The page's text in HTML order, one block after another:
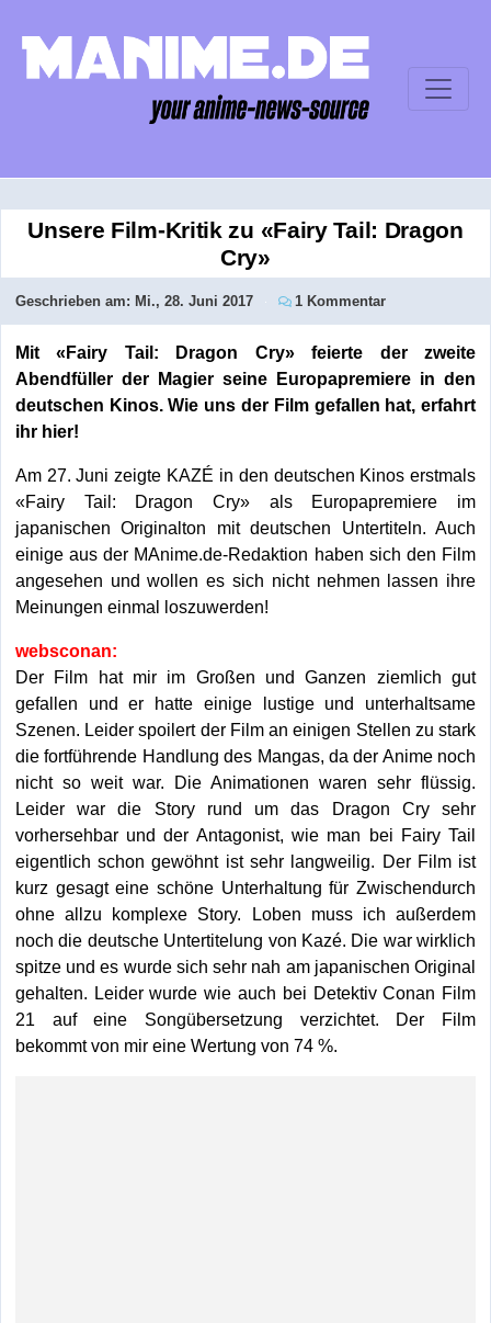
Unsere Film-Kritik zu «Fairy Tail: Dragon
Cry»
Geschrieben am: Mi., 28. Juni 2017 1 Kommentar
Mit «Fairy Tail: Dragon Cry» feierte der zweite
Abendfüller der Magier seine Europapremiere in den
deutschen Kinos. Wie uns der Film gefallen hat, erfahrt
ihr hier!
Am 27. Juni zeigte KAZÉ in den deutschen Kinos erstmals
«Fairy Tail: Dragon Cry» als Europapremiere im
japanischen Originalton mit deutschen Untertiteln. Auch
einige aus der MAnime.de-Redaktion haben sich den Film
angesehen und wollen es sich nicht nehmen lassen ihre
Meinungen einmal loszuwerden!
websconan:
Der Film hat mir im Großen und Ganzen ziemlich gut
gefallen und er hatte einige lustige und unterhaltsame
Szenen. Leider spoilert der Film an einigen Stellen zu stark
die fortführende Handlung des Mangas, da der Anime noch
nicht so weit war. Die Animationen waren sehr flüssig.
Leider war die Story rund um das Dragon Cry sehr
vorhersehbar und der Antagonist, wie man bei Fairy Tail
eigentlich schon gewöhnt ist sehr langweilig. Der Film ist
kurz gesagt eine schöne Unterhaltung für Zwischendurch
ohne allzu komplexe Story. Loben muss ich außerdem
noch die deutsche Untertitelung von Kazé. Die war wirklich
spitze und es wurde sich sehr nah am japanischen Original
gehalten. Leider wurde wie auch bei Detektiv Conan Film
21 auf eine Songübersetzung verzichtet. Der Film
bekommt von mir eine Wertung von 74 %.